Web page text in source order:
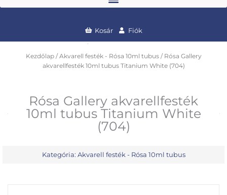
Kosár Fiók
Kezdőlap/Akvarell festék - Rósa 10ml tubus/ Rósa Gallery
akvarellfesték 10ml tubus Titanium White (704)
Rósa Gallery akvarellfesték
10ml tubus Titanium White
(704)
Kategória: Akvarell festék - Rósa 10ml tubus